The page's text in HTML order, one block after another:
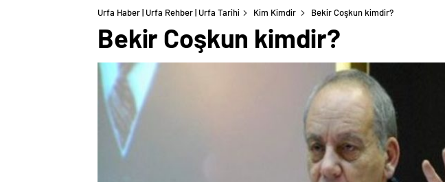
Urfa Haber | Urfa Rehber | Urfa Tarihi Kim Kimdir Bekir Coşkun kimdir?
Bekir Coşkun kimdir?